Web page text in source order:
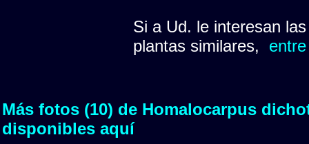
Si a Ud. le interesan
plantas similares,
Más fotos (10) de Homalocarpus
disponibles aquí